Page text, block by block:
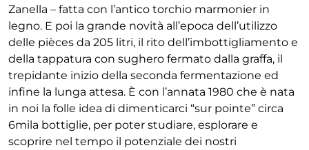
Zanella – fatta con l’antico torchio marmonier in
legno. E poi la grande novità all’epoca dell’utilizzo
delle pièces da 205 litri, il rito dell’imbottigliamento e
della tappatura con sughero fermato dalla graffa, il
trepidante inizio della seconda fermentazione ed
infine la lunga attesa. È con l’annata 1980 che è nata
in noi la folle idea di dimenticarci “sur pointe” circa
6mila bottiglie, per poter studiare, esplorare e
scoprire nel tempo il potenziale dei nostri